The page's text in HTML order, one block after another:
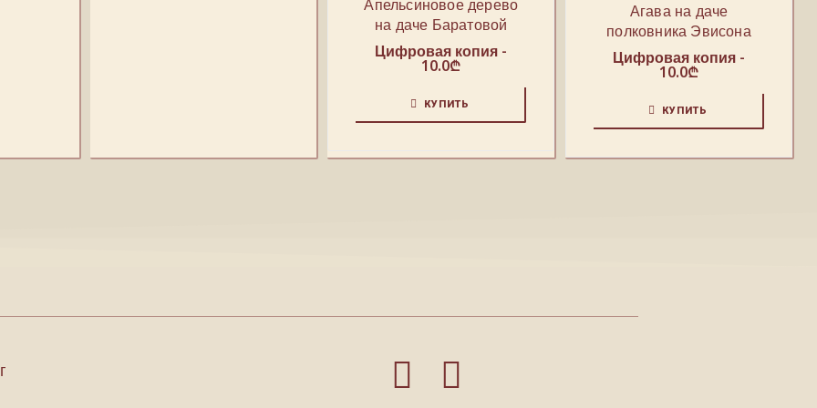
Апельсиновое дерево
на даче Баратовой
Цифровая копия -
10.0₾
КУПИТЬ
Агава на даче
полковника Эвисона
Цифровая копия -
10.0₾
КУПИТЬ